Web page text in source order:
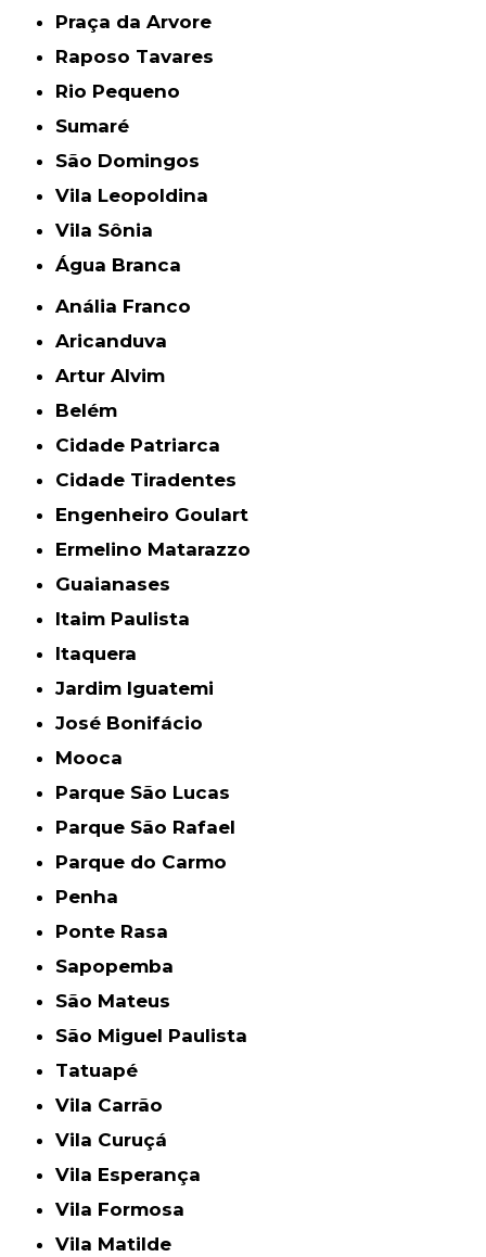
Praça da Arvore
Raposo Tavares
Rio Pequeno
Sumaré
São Domingos
Vila Leopoldina
Vila Sônia
Água Branca
Anália Franco
Aricanduva
Artur Alvim
Belém
Cidade Patriarca
Cidade Tiradentes
Engenheiro Goulart
Ermelino Matarazzo
Guaianases
Itaim Paulista
Itaquera
Jardim Iguatemi
José Bonifácio
Mooca
Parque São Lucas
Parque São Rafael
Parque do Carmo
Penha
Ponte Rasa
Sapopemba
São Mateus
São Miguel Paulista
Tatuapé
Vila Carrão
Vila Curuçá
Vila Esperança
Vila Formosa
Vila Matilde